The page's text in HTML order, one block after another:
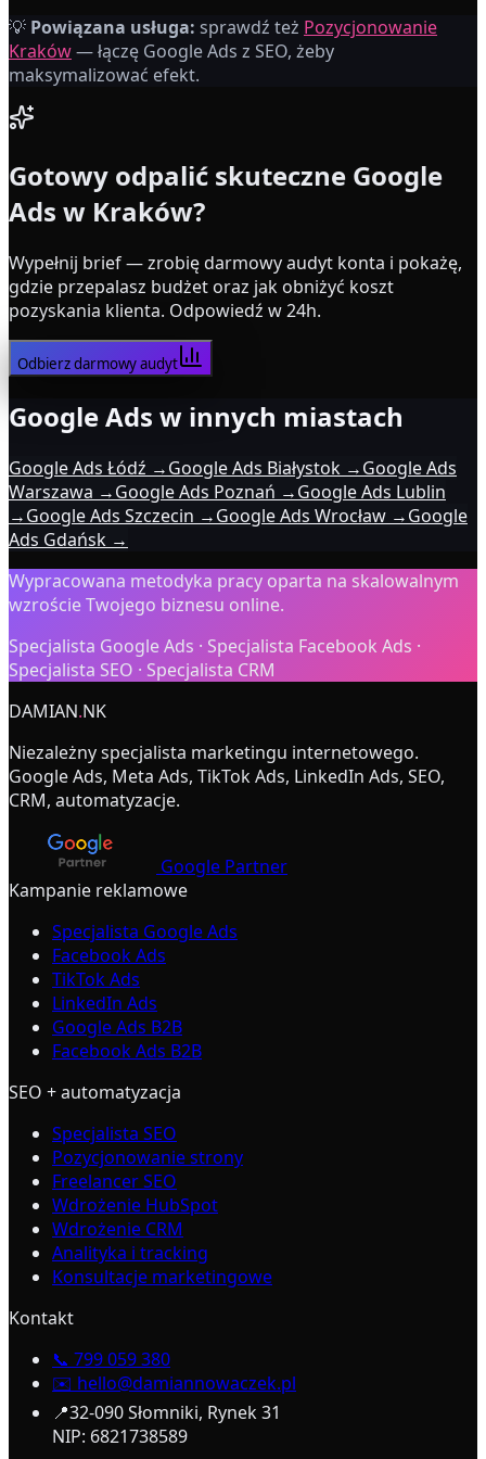
Właściciel firmy usługowej
💡 Powiązana usługa: sprawdź też Pozycjonowanie
Kraków— łączę Google Ads z SEO, żeby
maksymalizować efekt.
Gotowy odpalić skuteczne Google
Ads w Kraków?
Wypełnij brief — zrobię darmowy audyt konta i pokażę,
gdzie przepalasz budżet oraz jak obniżyć koszt
pozyskania klienta. Odpowiedź w 24h.
Odbierz darmowy audyt
Google Ads w innych miastach
Google Ads Łódź →Google Ads Białystok →Google Ads
Warszawa →Google Ads Poznań →Google Ads Lublin
→Google Ads Szczecin →Google Ads Wrocław →Google
Ads Gdańsk →
Wypracowana metodyka pracy oparta na skalowalnym
wzroście Twojego biznesu online.
Specjalista Google Ads · Specjalista Facebook Ads ·
Specjalista SEO · Specjalista CRM
DAMIAN.NK
Niezależny specjalista marketingu internetowego.
Google Ads, Meta Ads, TikTok Ads, LinkedIn Ads, SEO,
CRM, automatyzacje.
Google Partner
Kampanie reklamowe
Specjalista Google Ads
Facebook Ads
TikTok Ads
LinkedIn Ads
Google Ads B2B
Facebook Ads B2B
SEO + automatyzacja
Specjalista SEO
Pozycjonowanie strony
Freelancer SEO
Wdrożenie HubSpot
Wdrożenie CRM
Analityka i tracking
Konsultacje marketingowe
Kontakt
📞 799 059 380
✉️ hello@damiannowaczek.pl
📍32-090 Słomniki, Rynek 31
NIP: 6821738589